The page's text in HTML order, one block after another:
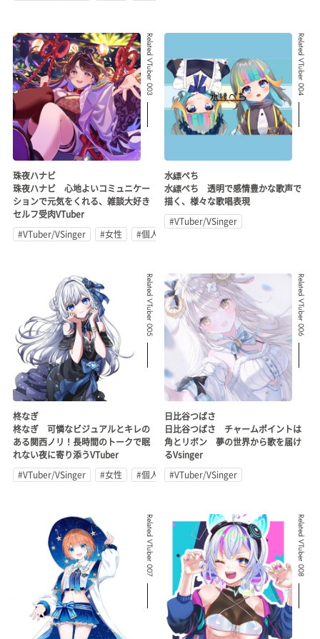
Related VTuber 003
珠夜ハナビ
珠夜ハナビ 心地よいコミュニケー
ションで元気をくれる、雑談大好き
セルフ受肉VTuber
#VTuber/VSinger
#女性 #個人勢
Related VTuber 004
水縹ぺち
水縹ぺち 透明で感情豊かな歌声で
描く、様々な歌唱表現
#VTuber/VSinger
Related VTuber 005
柊なぎ
柊なぎ 可憐なビジュアルとキレの
ある関西ノリ！長時間のトークで眠
れない夜に寄り添うVTuber
#VTuber/VSinger
#女性 #個人勢
Related VTuber 006
日比谷つばさ
日比谷つばさ チャームポイントは
角とリボン 夢の世界から歌を届け
るVsinger
#VTuber/VSinger
Related VTuber 007 Related VTuber 008